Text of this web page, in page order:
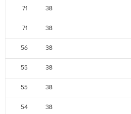
38
71
38
71
38
56
38
55
38
55
38
54